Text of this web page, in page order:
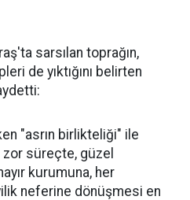
sarsılan toprağın,
de yıktığını belirten
"asrın birlikteliği" ile
süreçte, güzel
kurumuna, her
neferine dönüşmesi en